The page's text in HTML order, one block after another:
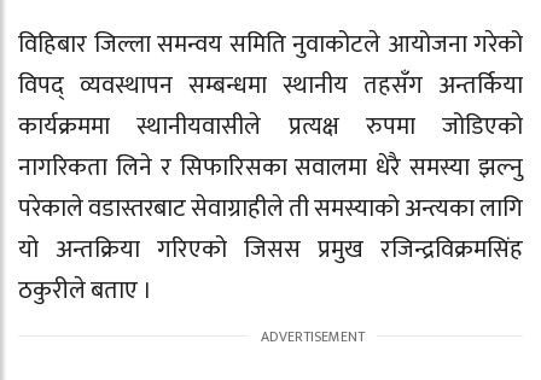
विहिबार जिल्ला समन्वय समिति नुवाकोटले आयोजना गरेको
विपद् व्यवस्थापन सम्बन्धमा स्थानीय तहसँग अन्तर्किया
कार्यक्रममा स्थानीयवासीले प्रत्यक्ष रुपमा जोडिएको
नागरिकता लिने र सिफारिसका सवालमा धेरै समस्या झल्नु
परेकाले वडास्तरबाट सेवाग्राहीले ती समस्याको अन्त्यका लागि
यो अन्तक्रिया गरिएको जिसस प्रमुख रजिन्द्रविक्रमसिंह
ठकुरीले बताए ।